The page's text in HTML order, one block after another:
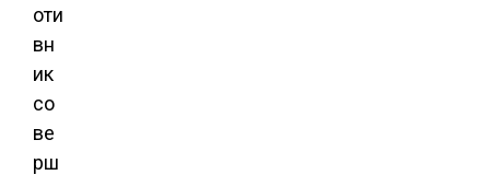
оти
вн
ик
со
ве
рш